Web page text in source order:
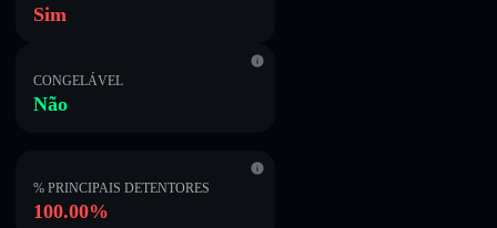
Sim
CONGELÁVEL
Não
% PRINCIPAIS DETENTORES
100.00%